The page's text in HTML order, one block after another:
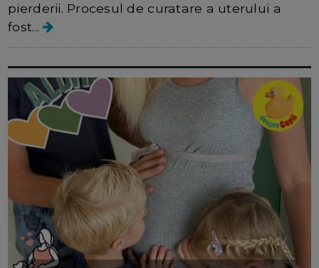
pierderii. Procesul de curatare a uterului a
fost...